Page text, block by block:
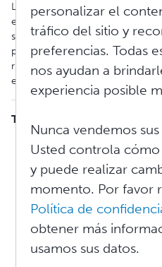
Lulu proporciona tanto a los y las
experimentadas, un medio para
su arte, fotografías o recuerdos.
personalizado con nuestra
rica en color. También puede
establecer el rango hasta un
Tabla de contenidos
Antes de publicar
Comenzar su proyecto
Copyright
Detalles
Precios y personas
Revisión final
personalizar el
tráfico del sitio y
preferencias. Todas
nos ayudan a
experiencia posible
Nunca vendemos
Usted controla
y puede realizar
momento. Por favor
Política de
obtener más
usamos sus datos.